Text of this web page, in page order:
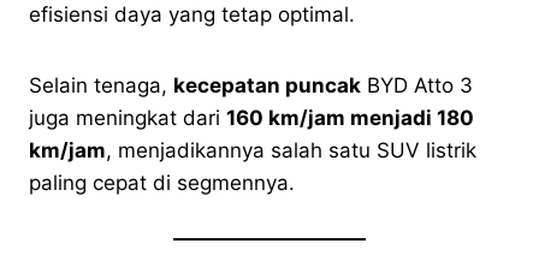
efisiensi daya yang tetap optimal.
Selain tenaga, kecepatan puncak BYD Atto 3
juga meningkat dari 160 km/jam menjadi 180
km/jam, menjadikannya salah satu SUV listrik
paling cepat di segmennya.